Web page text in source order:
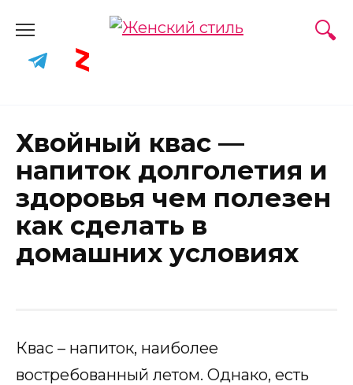
content
Хвойный квас —
напиток долголетия и
здоровья чем полезен
как сделать в
домашних условиях
Квас – напиток, наиболее
востребованный летом. Однако, есть